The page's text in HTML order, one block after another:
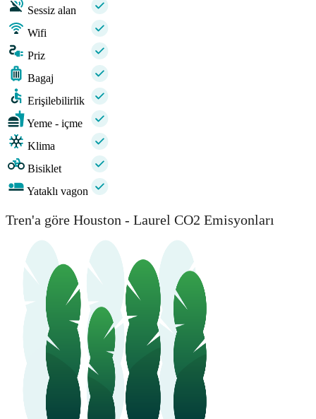
Sessiz alan
Wifi
Priz
Bagaj
Erişilebilirlik
Yeme - içme
Klima
Bisiklet
Yataklı vagon
Tren'a göre Houston - Laurel CO2 Emisyonları